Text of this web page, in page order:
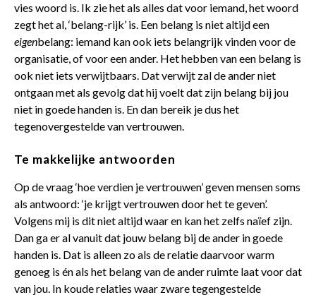
vies woord is. Ik zie het als alles dat voor iemand, het woord
zegt het al, ‘belang-rijk’ is. Een belang is niet altijd een
eigenbelang: iemand kan ook iets belangrijk vinden voor de
organisatie, of voor een ander. Het hebben van een belang is
ook niet iets verwijtbaars. Dat verwijt zal de ander niet
ontgaan met als gevolg dat hij voelt dat zijn belang bij jou
niet in goede handen is. En dan bereik je dus het
tegenovergestelde van vertrouwen.
Te makkelijke antwoorden
Op de vraag ‘hoe verdien je vertrouwen’ geven mensen soms
als antwoord: ‘je krijgt vertrouwen door het te geven’.
Volgens mij is dit niet altijd waar en kan het zelfs naïef zijn.
Dan ga er al vanuit dat jouw belang bij de ander in goede
handen is. Dat is alleen zo als de relatie daarvoor warm
genoeg is én als het belang van de ander ruimte laat voor dat
van jou. In koude relaties waar zware tegengestelde